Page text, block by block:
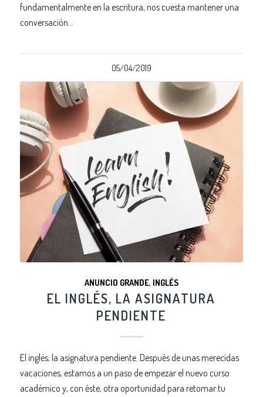
fundamentalmente en la escritura, nos cuesta mantener una
conversación…
05/04/2019
ANUNCIO GRANDE, INGLÉS
EL INGLÉS, LA ASIGNATURA
PENDIENTE
El inglés, la asignatura pendiente. Después de unas merecidas
vacaciones, estamos a un paso de empezar el nuevo curso
académico y, con éste, otra oportunidad para retomar tu